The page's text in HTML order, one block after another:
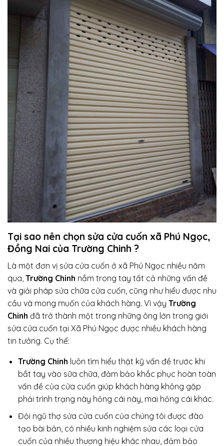
Tại sao nên chọn sửa cửa cuốn xã Phú Ngọc,
Đồng Nai của Trường Chinh ?
Là một đơn vị sửa cửa cuốn ở xã Phú Ngọc nhiều năm
qua, Trường Chinh nắm trong tay tất cả những vấn đề
và giải pháp sửa chữa cửa cuốn, cũng như hiểu được nhu
cầu và mong muốn của khách hàng. Vì vậy Trường
Chinh đã trở thành một trong những ông lớn trong giới
sửa cửa cuốn tại Xã Phú Ngọc được nhiều khách hàng
tin tưởng. Cụ thể:
Trường Chinh luôn tìm hiểu thật kỹ vấn đề trước khi
bắt tay vào sữa chữa, đảm bảo khắc phục hoàn toàn
vấn đề của cửa cuốn giúp khách hàng không gặp
phải trình trạng này hỏng cái này, mai hỏng cái khác.
Đội ngũ thợ sửa cửa cuốn của chúng tôi được đào
tạo bài bản, có nhiều kinh nghiệm sửa các loại cửa
cuốn của nhiều thương hiệu khác nhau, đảm bảo